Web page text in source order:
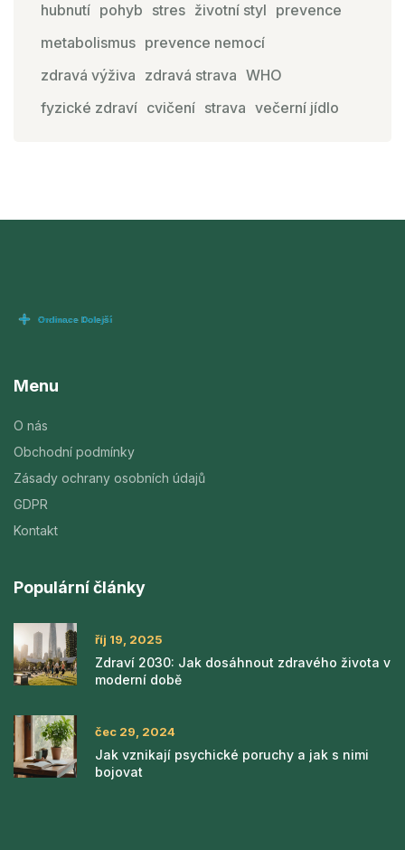
hubnutí pohyb stres životní styl prevence
metabolismus prevence nemocí
zdravá výživa zdravá strava WHO
fyzické zdraví cvičení strava večerní jídlo
Menu
O nás
Obchodní podmínky
Zásady ochrany osobních údajů
GDPR
Kontakt
Populární články
říj 19, 2025
Zdraví 2030: Jak dosáhnout zdravého života v
moderní době
čec 29, 2024
Jak vznikají psychické poruchy a jak s nimi
bojovat